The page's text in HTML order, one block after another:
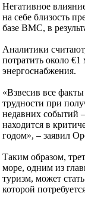
Негативное
на себе близость
базе ВМС, в
Аналитики
потратить около
энергоснабжения.
«Взвесив все
трудности при
недавних событий
находится в
годом», – заявил
Таким образом,
море, одним из
туризм, может
которой